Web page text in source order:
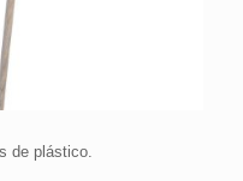
de plástico.